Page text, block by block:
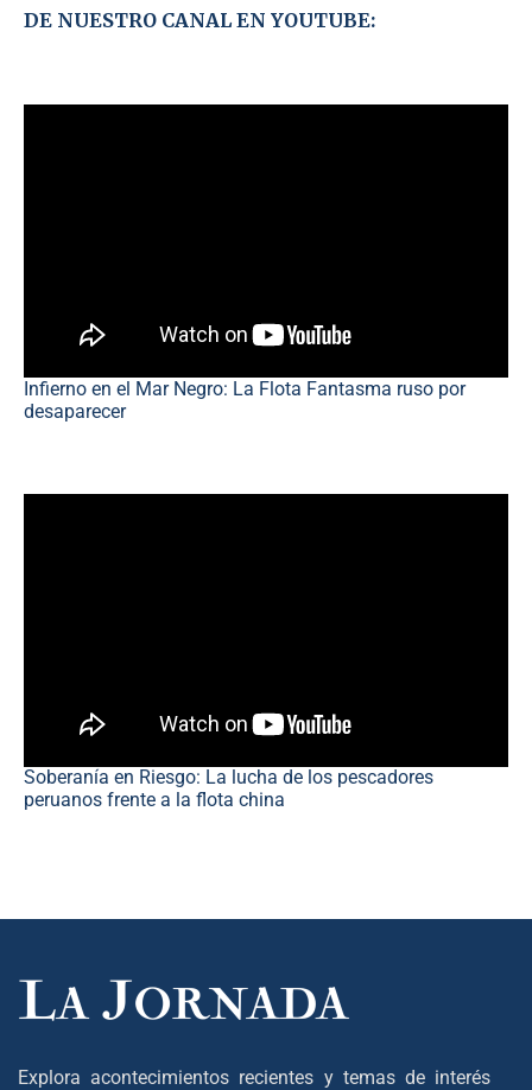
DE NUESTRO CANAL EN YOUTUBE:
Infierno en el Mar Negro: La Flota Fantasma ruso por
desaparecer
Soberanía en Riesgo: La lucha de los pescadores
peruanos frente a la flota china
Explora acontecimientos recientes y temas de interés